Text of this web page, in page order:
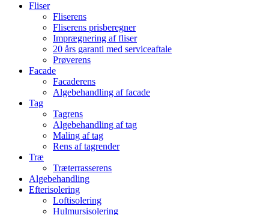
Fliser
Fliserens
Fliserens prisberegner
Imprægnering af fliser
20 års garanti med serviceaftale
Prøverens
Facade
Facaderens
Algebehandling af facade
Tag
Tagrens
Algebehandling af tag
Maling af tag
Rens af tagrender
Træ
Træterrasserens
Algebehandling
Efterisolering
Loftisolering
Hulmursisolering